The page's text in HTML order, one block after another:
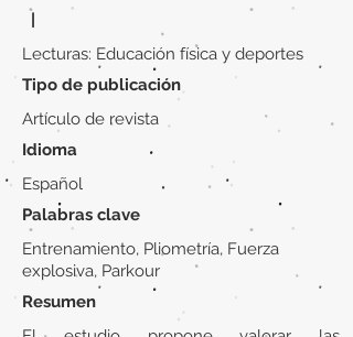
|
Lecturas: Educación física y deportes
Tipo de publicación
Artículo de revista
Idioma
Español
Palabras clave
Entrenamiento, Pliometría, Fuerza
explosiva, Parkour
Resumen